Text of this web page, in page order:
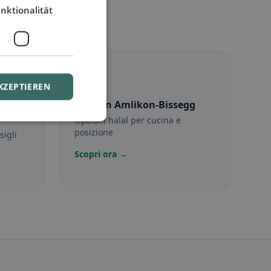
in Amlikon-Bissegg
Opzioni halal per cucina e
posizione
Scopri ora →